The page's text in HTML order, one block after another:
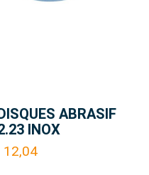
ABRASIF
INOX
12,04